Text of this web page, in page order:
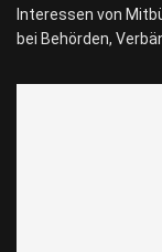
Interessen von
bei Behörden,